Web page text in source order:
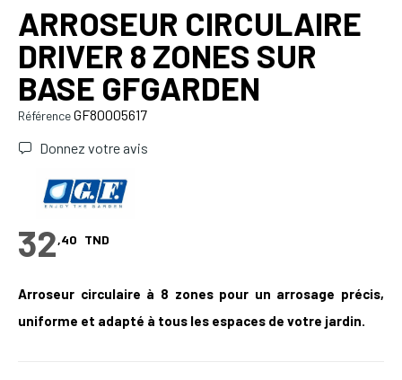
ARROSEUR CIRCULAIRE
DRIVER 8 ZONES SUR
BASE GFGARDEN
RéférenceGF80005617
Donnez votre avis
32,40 TND
Arroseur circulaire à 8 zones pour un arrosage précis,
uniforme et adapté à tous les espaces de votre jardin.